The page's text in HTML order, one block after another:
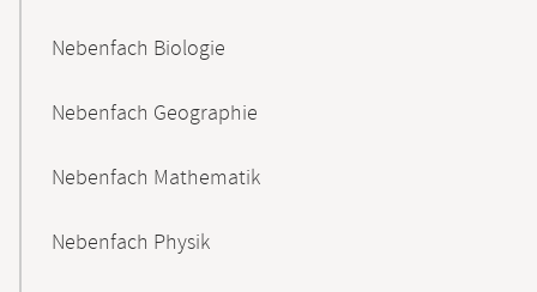
Nebenfach Biologie
Nebenfach Geographie
Nebenfach Mathematik
Nebenfach Physik